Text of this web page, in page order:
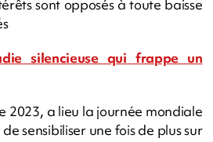
sont opposés à toute baisse
silencieuse qui frappe un
2023, a lieu la journée mondiale
sensibiliser une fois de plus sur